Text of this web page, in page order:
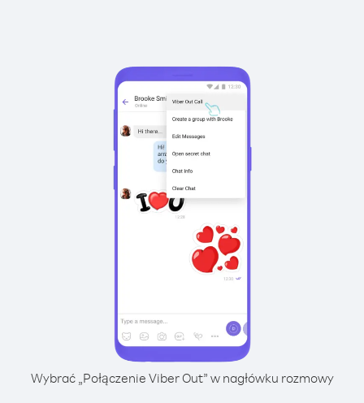
Wybrać „Połączenie Viber Out” w nagłówku rozmowy